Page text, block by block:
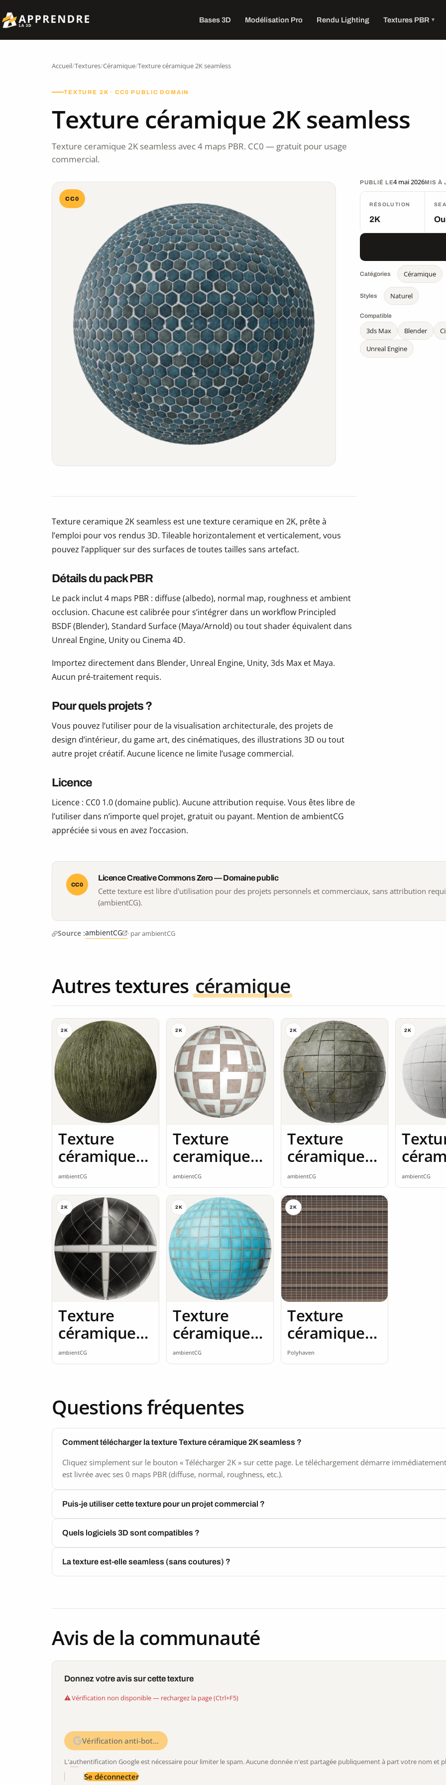
Bases 3D Modélisation Pro Rendu Lighting Textures PBR
Accueil/Textures/Céramique/Texture céramique 2K seamless
TEXTURE 2K · CC0 PUBLIC DOMAIN
Texture céramique 2K seamless
Texture ceramique 2K seamless avec 4 maps PBR. CC0 — gratuit pour usage
commercial.
CC0
PUBLIÉ LE4 mai 2026MIS À
RÉSOLUTION
2K
Catégories Céramique
Styles Naturel
Compatible
3ds Max Blender
Unreal Engine
Texture ceramique 2K seamless est une texture ceramique en 2K, prête à
l’emploi pour vos rendus 3D. Tileable horizontalement et verticalement, vous
pouvez l’appliquer sur des surfaces de toutes tailles sans artefact.
Détails du pack PBR
Le pack inclut 4 maps PBR : diffuse (albedo), normal map, roughness et ambient
occlusion. Chacune est calibrée pour s’intégrer dans un workflow Principled
BSDF (Blender), Standard Surface (Maya/Arnold) ou tout shader équivalent dans
Unreal Engine, Unity ou Cinema 4D.
Importez directement dans Blender, Unreal Engine, Unity, 3ds Max et Maya.
Aucun pré-traitement requis.
Pour quels projets ?
Vous pouvez l’utiliser pour de la visualisation architecturale, des projets de
design d’intérieur, du game art, des cinématiques, des illustrations 3D ou tout
autre projet créatif. Aucune licence ne limite l’usage commercial.
Licence
Licence : CC0 1.0 (domaine public). Aucune attribution requise. Vous êtes libre de
l’utiliser dans n’importe quel projet, gratuit ou payant. Mention de ambientCG
appréciée si vous en avez l’occasion.
CC0
Licence Creative Commons Zero — Domaine public
Cette texture est libre d'utilisation pour des projets personnels et commerciaux, sans attribution
(ambientCG).
Source :ambientCG · par ambientCG
Autres textures céramique
2K
Texture
céramique
2K seamless
ambientCG
2K
Texture
ceramique
2K seamless
ambientCG
2K
Texture
céramique
2K seamless
ambientCG
2K
2K
ambientCG
2K
Texture
céramique
2K seamless
ambientCG
2K
Texture
céramique
2K seamless
ambientCG
2K
Texture
céramique
2K
Polyhaven
Questions fréquentes
Comment télécharger la texture Texture céramique 2K seamless ?
Cliquez simplement sur le bouton « Télécharger 2K » sur cette page. Le téléchargement démarre
est livrée avec ses 0 maps PBR (diffuse, normal, roughness, etc.).
Puis-je utiliser cette texture pour un projet commercial ?
Quels logiciels 3D sont compatibles ?
La texture est-elle seamless (sans coutures) ?
Avis de la communauté
Donnez votre avis sur cette texture
Vérification non disponible — rechargez la page (Ctrl+F5)
Vérification anti-bot…
L'authentification Google est nécessaire pour limiter le spam. Aucune donnée n'est partagée publiquement à part votre nom et
Se déconnecter